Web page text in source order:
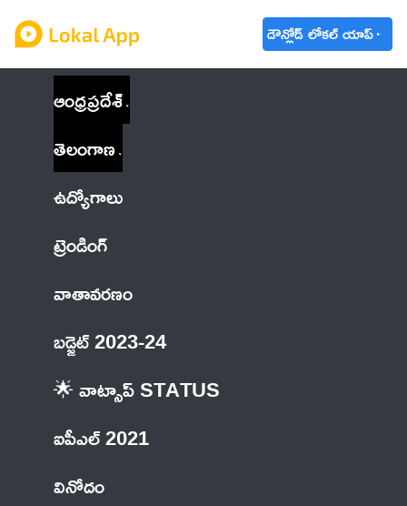
డౌన్లోడ్ లోకల్ యాప్
ఆంధ్రప్రదేశ్
తెలంగాణ
ఉద్యోగాలు
ట్రెండింగ్
వాతావరణం
బడ్జెట్ 2023-24
🌟 వాట్సాప్ STATUS
ఐపీఎల్ 2021
వినోదం